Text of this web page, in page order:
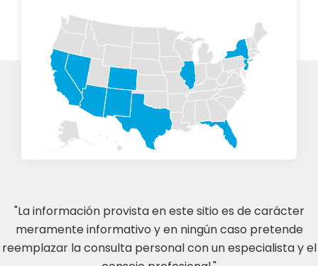
"La información provista en este sitio es de carácter
meramente informativo y en ningún caso pretende
reemplazar la consulta personal con un especialista y el